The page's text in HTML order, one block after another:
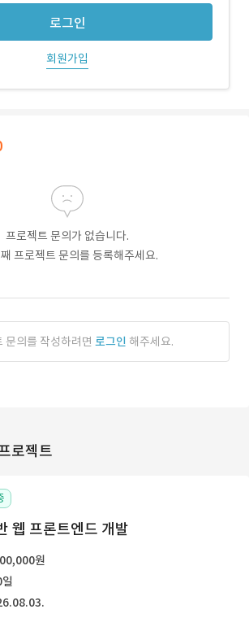
로그인
회원가입
프로젝트 문의가 없습니다.
프로젝트 문의를 등록해주세요.
문의를 작성하려면 로그인 해주세요.
로젝트
웹 프론트엔드 개발
원